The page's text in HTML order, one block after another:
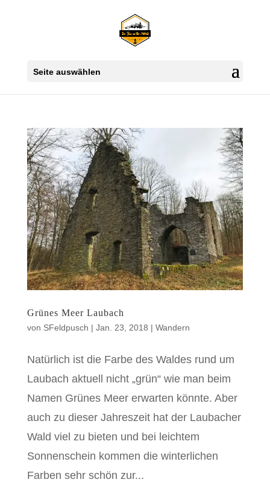
Seite auswählen
Grünes Meer Laubach
von SFeldpusch | Jan. 23, 2018 | Wandern
Natürlich ist die Farbe des Waldes rund um
Laubach aktuell nicht „grün“ wie man beim
Namen Grünes Meer erwarten könnte. Aber
auch zu dieser Jahreszeit hat der Laubacher
Wald viel zu bieten und bei leichtem
Sonnenschein kommen die winterlichen
Farben sehr schön zur...